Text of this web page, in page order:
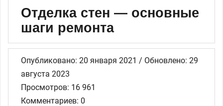
Отделка стен — основные
шаги ремонта
Опубликовано: 20 января 2021 / Обновлено: 29
августа 2023
Просмотров: 16 961
Комментариев: 0